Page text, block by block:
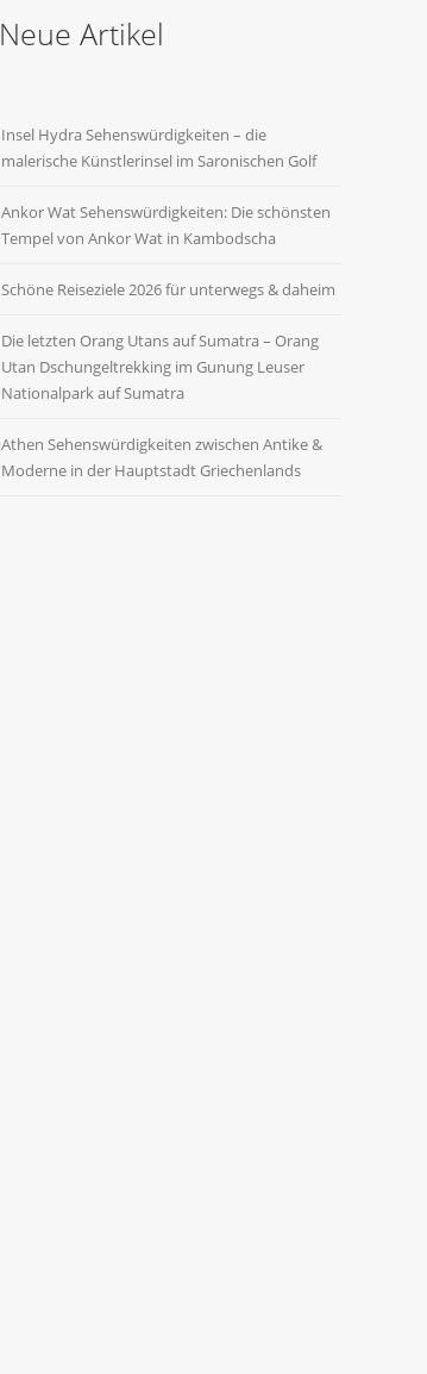
Neue Artikel
Insel Hydra Sehenswürdigkeiten – die
malerische Künstlerinsel im Saronischen Golf
Ankor Wat Sehenswürdigkeiten: Die schönsten
Tempel von Ankor Wat in Kambodscha
Schöne Reiseziele 2026 für unterwegs & daheim
Die letzten Orang Utans auf Sumatra – Orang
Utan Dschungeltrekking im Gunung Leuser
Nationalpark auf Sumatra
Athen Sehenswürdigkeiten zwischen Antike &
Moderne in der Hauptstadt Griechenlands